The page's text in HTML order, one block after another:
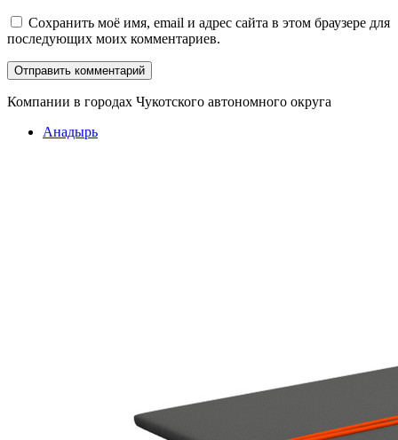
Сохранить моё имя, email и адрес сайта в этом браузере для
последующих моих комментариев.
Компании в городах Чукотского автономного округа
Анадырь